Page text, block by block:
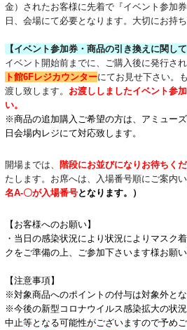
金）されたお客様に先着で『イベント参加
日、会場にて必要となります。大切にお持ち
【イベント参加券・商品の引き換えに関して
イベント開始前までに、ご購入後に発行さ
ト館6Fレジカウンターにてお見せ下さい。
渡し致します。 お渡ししましたイベント参
い。
※商品の追加購入ご希望の方は、 アミュー
日会場内レジにて対応致します。
開場までは、 階段にお並びになりお待ちく
たします。お席へは、入場番号順にご案内い
名A-〇が入場番号となります。）
【お客様へのお願い】
・ 当日の感染状況により 状況によりマスク
クをご準備の上、ご参加下さいます様お願い
【注意事項】
※対象商品へのポイントの付与は対象外とな
※今後の新型コロナウイルス感染拡大の状
中止等となる可能性がございますので予めご